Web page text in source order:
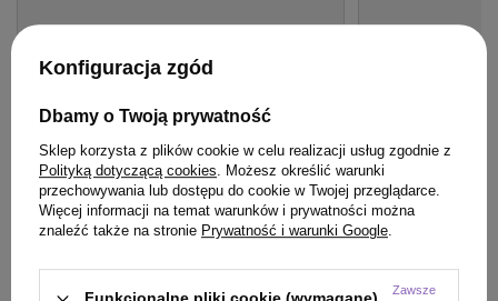
OFERTA BESTSELLER
podkreślające skręt 250 ml
81,50 zł / szt.
(32,60 zł / 100ml)
81.5pktpunktów
Najniższa cena produktu w okresie 30 dni przed
29,99 zł
(19,99 zł / 100ml)
Konfiguracja zgód
Dbamy o Twoją prywatność
Sklep korzysta z plików cookie w celu realizacji usług zgodnie z
Polityką dotyczącą cookies. Możesz określić warunki
przechowywania lub dostępu do cookie w Twojej przeglądarce.
Więcej informacji na temat warunków i prywatności można
znaleźć także na stronie Prywatność i warunki Google.
Zawsze